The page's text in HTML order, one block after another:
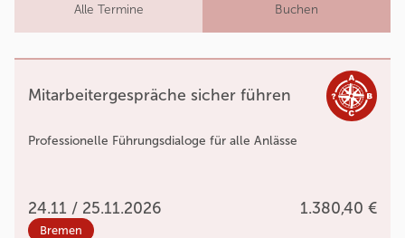
Alle Termine Buchen
Mitarbeitergespräche sicher führen
Professionelle Führungsdialoge für alle Anlässe
24.11 / 25.11.2026 1.380,40 €
Bremen